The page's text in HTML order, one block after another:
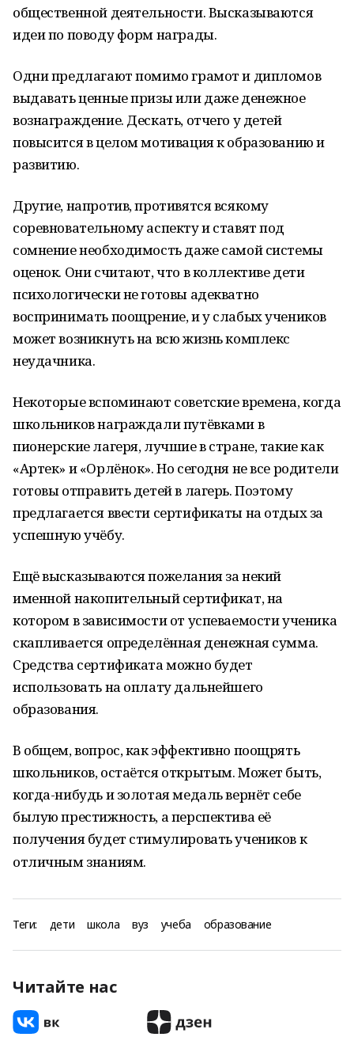
общественной деятельности. Высказываются
идеи по поводу форм награды.
Одни предлагают помимо грамот и дипломов
выдавать ценные призы или даже денежное
вознаграждение. Дескать, отчего у детей
повысится в целом мотивация к образованию и
развитию.
Другие, напротив, противятся всякому
соревновательному аспекту и ставят под
сомнение необходимость даже самой системы
оценок. Они считают, что в коллективе дети
психологически не готовы адекватно
воспринимать поощрение, и у слабых учеников
может возникнуть на всю жизнь комплекс
неудачника.
Некоторые вспоминают советские времена, когда
школьников награждали путёвками в
пионерские лагеря, лучшие в стране, такие как
«Артек» и «Орлёнок». Но сегодня не все родители
готовы отправить детей в лагерь. Поэтому
предлагается ввести сертификаты на отдых за
успешную учёбу.
Ещё высказываются пожелания за некий
именной накопительный сертификат, на
котором в зависимости от успеваемости ученика
скапливается определённая денежная сумма.
Средства сертификата можно будет
использовать на оплату дальнейшего
образования.
В общем, вопрос, как эффективно поощрять
школьников, остаётся открытым. Может быть,
когда-нибудь и золотая медаль вернёт себе
былую престижность, а перспектива её
получения будет стимулировать учеников к
отличным знаниям.
Теги: дети школа вуз учеба образование
Читайте нас